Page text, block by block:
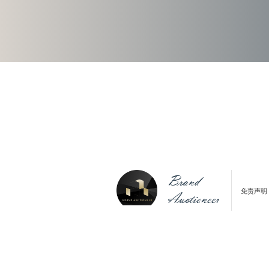
Brand
Auctioneer
免责声明